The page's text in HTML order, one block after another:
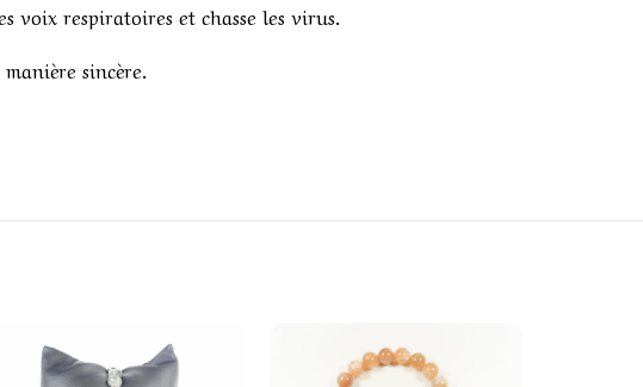
voix respiratoires et chasse les virus.
sincère.